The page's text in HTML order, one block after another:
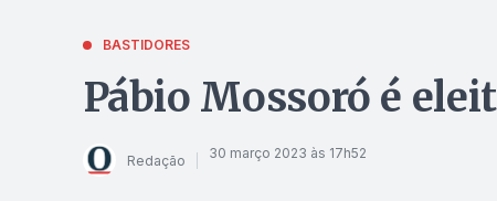
BASTIDORES
Pábio Mossoró é
Redação 30 março 2023 às 17h52